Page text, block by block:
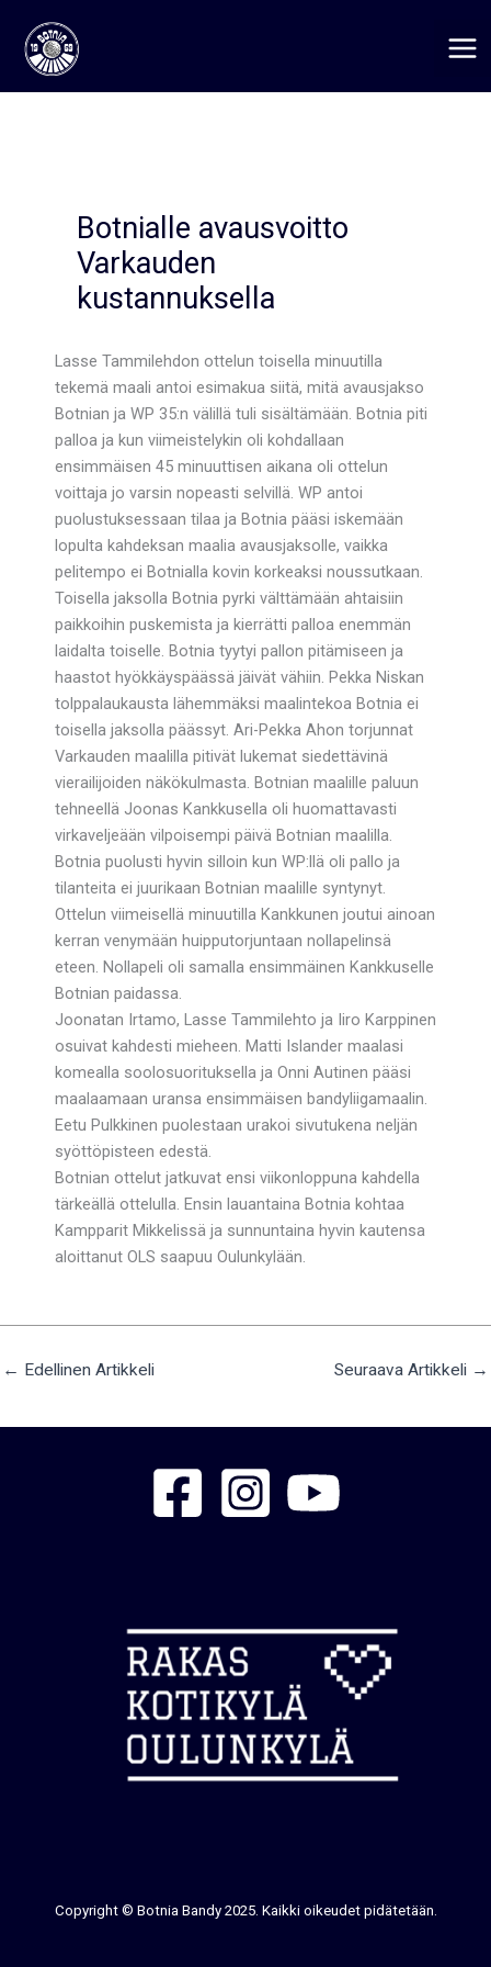
sisältöön
Botnialle avausvoitto
Varkauden
kustannuksella
Lasse Tammilehdon ottelun toisella minuutilla
tekemä maali antoi esimakua siitä, mitä avausjakso
Botnian ja WP 35:n välillä tuli sisältämään. Botnia piti
palloa ja kun viimeistelykin oli kohdallaan
ensimmäisen 45 minuuttisen aikana oli ottelun
voittaja jo varsin nopeasti selvillä. WP antoi
puolustuksessaan tilaa ja Botnia pääsi iskemään
lopulta kahdeksan maalia avausjaksolle, vaikka
pelitempo ei Botnialla kovin korkeaksi noussutkaan.
Toisella jaksolla Botnia pyrki välttämään ahtaisiin
paikkoihin puskemista ja kierrätti palloa enemmän
laidalta toiselle. Botnia tyytyi pallon pitämiseen ja
haastot hyökkäyspäässä jäivät vähiin. Pekka Niskan
tolppalaukausta lähemmäksi maalintekoa Botnia ei
toisella jaksolla päässyt. Ari-Pekka Ahon torjunnat
Varkauden maalilla pitivät lukemat siedettävinä
vierailijoiden näkökulmasta. Botnian maalille paluun
tehneellä Joonas Kankkusella oli huomattavasti
virkaveljeään vilpoisempi päivä Botnian maalilla.
Botnia puolusti hyvin silloin kun WP:llä oli pallo ja
tilanteita ei juurikaan Botnian maalille syntynyt.
Ottelun viimeisellä minuutilla Kankkunen joutui ainoan
kerran venymään huipputorjuntaan nollapelinsä
eteen. Nollapeli oli samalla ensimmäinen Kankkuselle
Botnian paidassa.
Joonatan Irtamo, Lasse Tammilehto ja Iiro Karppinen
osuivat kahdesti mieheen. Matti Islander maalasi
komealla soolosuorituksella ja Onni Autinen pääsi
maalaamaan uransa ensimmäisen bandyliigamaalin.
Eetu Pulkkinen puolestaan urakoi sivutukena neljän
syöttöpisteen edestä.
Botnian ottelut jatkuvat ensi viikonloppuna kahdella
tärkeällä ottelulla. Ensin lauantaina Botnia kohtaa
Kampparit Mikkelissä ja sunnuntaina hyvin kautensa
aloittanut OLS saapuu Oulunkylään.
← Edellinen Artikkeli Seuraava Artikkeli →
Copyright © Botnia Bandy 2025. Kaikki oikeudet pidätetään.